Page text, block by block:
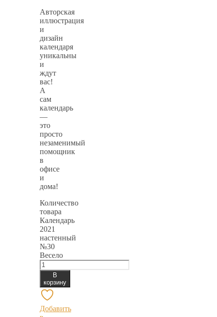
Авторская
иллюстрация
и
дизайн
календаря
уникальны
и
ждут
вас!
А
сам
календарь
—
это
просто
незаменимый
помощник
в
офисе
и
дома!
Количество
товара
Календарь
2021
настенный
№30
Весело
В
корзину
Добавить